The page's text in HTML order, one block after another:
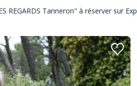
REGARDS Tanneron" à réserver sur